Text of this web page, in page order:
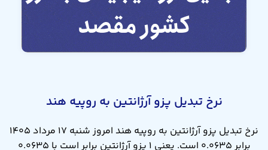
نرخ تبدیل پزو آرژانتین به روپیه هند
نرخ تبدیل پزو آرژانتین به روپیه هند امروز شنبه ۱۷ مرداد ۱۴۰۵
برابر ۰.۰۶۳۵ است. یعنی ۱ پزو آرژانتین برابر است با ۰.۰۶۳۵